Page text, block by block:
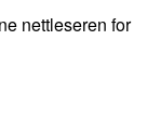
nettleseren for